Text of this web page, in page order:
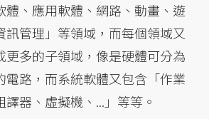
體、應用軟體、網路、動畫、遊
訊管理」等領域，而每個領域又
更多的子領域，像是硬體可分為
電路，而系統軟體又包含「作業
器、虛擬機、...」等等。